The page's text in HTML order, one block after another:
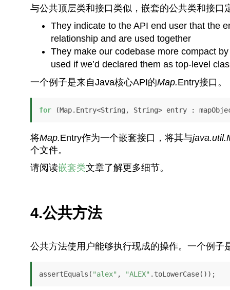
与公共顶层类和接口类似，嵌套的公共类和接
They indicate to the API end user that the
relationship and are used together
They make our codebase more compact
used if we’d declared them as top-level
一个例子是来自Java核心API的Map.Entry接口。
for (Map.Entry<String, String> entry :
将Map.Entry作为一个嵌套接口，将其与
个文件。
请阅读嵌套类文章了解更多细节。
4.公共方法
公共方法使用户能够执行现成的操作。一个例子
assertEquals( "alex" , "ALEX" .toLowerCase());